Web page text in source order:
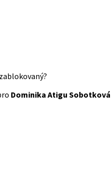
zablokovaný?
Dominika Atigu Sobotková